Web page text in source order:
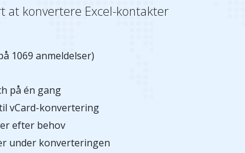
at konvertere Excel-kontakter
1069 anmeldelser)
på én gang
vCard-konvertering
efter behov
under konverteringen